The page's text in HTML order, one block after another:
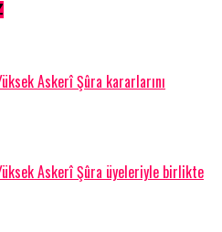
Askerî Şûra kararlarını
Askerî Şûra üyeleriyle birlikte